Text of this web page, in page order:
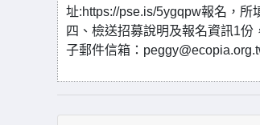
址:https://pse.is/5ygqpw報名，所
四、檢送招募說明及報名資訊1
子郵件信箱：